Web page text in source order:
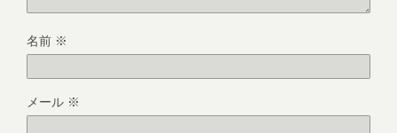
名前 ※
メール ※